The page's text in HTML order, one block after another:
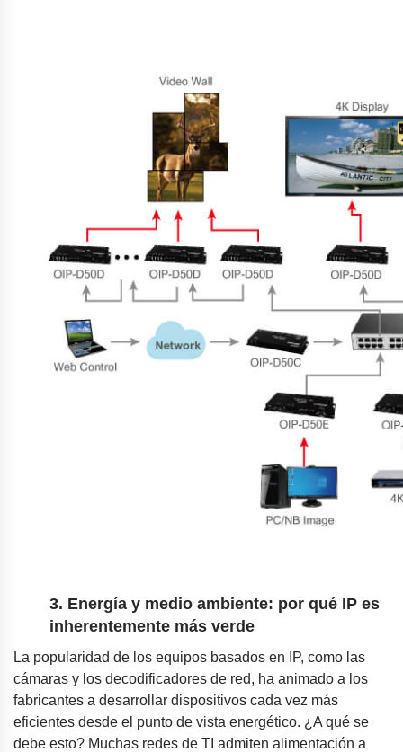
3. Energía y medio ambiente: por qué IP es
inherentemente más verde
La popularidad de los equipos basados en IP, como las
cámaras y los decodificadores de red, ha animado a los
fabricantes a desarrollar dispositivos cada vez más
eficientes desde el punto de vista energético. ¿A qué se
debe esto? Muchas redes de TI admiten alimentación a